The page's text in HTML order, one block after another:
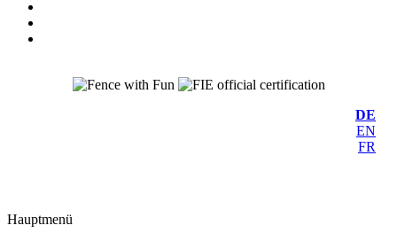
DE
EN
FR
Hauptmenü